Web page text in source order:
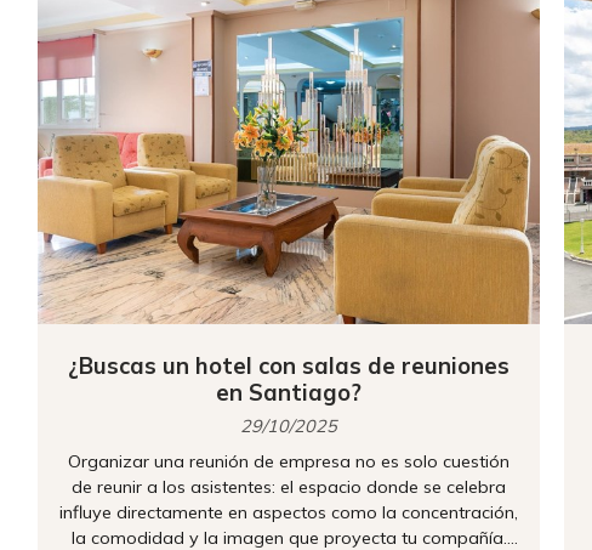
¿Buscas un hotel con salas de reuniones
en Santiago?
29/10/2025
Organizar una reunión de empresa no es solo cuestión
de reunir a los asistentes: el espacio donde se celebra
influye directamente en aspectos como la concentración,
la comodidad y la imagen que proyecta tu compañía.